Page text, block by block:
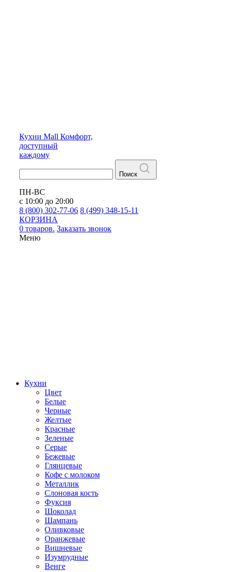
Кухни Mall Комфорт,
доступный
каждому
Поиск
ПН-ВС
с 10:00 до 20:00
8 (800) 302-77-06 8 (499) 348-15-11
КОРЗИНА
0 товаров. Заказать звонок
Меню
Кухни
Цвет
Белые
Черные
Желтые
Красные
Зеленые
Серые
Бежевые
Глянцевые
Кофе с молоком
Металлик
Слоновая кость
Фуксия
Шоколад
Шампань
Оливковые
Оранжевые
Вишневые
Изумрудные
Венге